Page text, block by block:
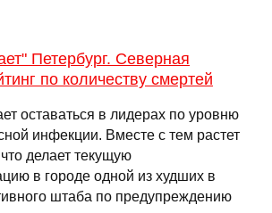
Петербург. Северная
по количеству смертей
оставаться в лидерах по уровню
инфекции. Вместе с тем растет
делает текущую
в городе одной из худших в
штаба по предупреждению